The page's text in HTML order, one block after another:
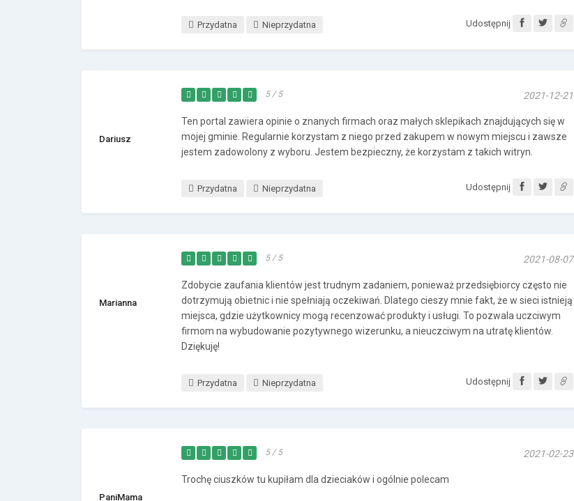
Przydatna Nieprzydatna Udostępnij
Dariusz
5 / 5 2021-12-21
Ten portal zawiera opinie o znanych firmach oraz małych sklepikach znajdujących się w
mojej gminie. Regularnie korzystam z niego przed zakupem w nowym miejscu i zawsze
jestem zadowolony z wyboru. Jestem bezpieczny, że korzystam z takich witryn.
Przydatna Nieprzydatna Udostępnij
Marianna
5 / 5 2021-08-07
Zdobycie zaufania klientów jest trudnym zadaniem, ponieważ przedsiębiorcy często nie
dotrzymują obietnic i nie spełniają oczekiwań. Dlatego cieszy mnie fakt, że w sieci istnieją
miejsca, gdzie użytkownicy mogą recenzować produkty i usługi. To pozwala uczciwym
firmom na wybudowanie pozytywnego wizerunku, a nieuczciwym na utratę klientów.
Dziękuję!
Przydatna Nieprzydatna Udostępnij
PaniMama
5 / 5 2021-02-23
Trochę ciuszków tu kupiłam dla dzieciaków i ogólnie polecam